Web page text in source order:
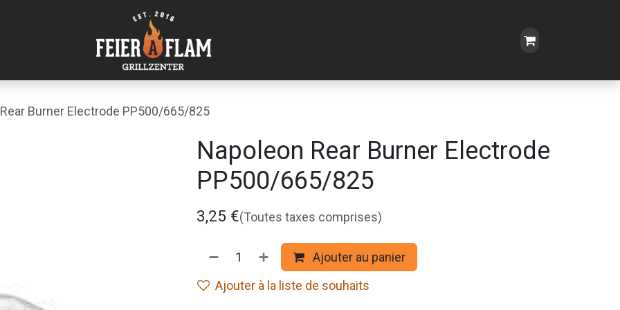
Burner Electrode PP500/665/825
Napoleon Rear Burner Electrode
PP500/665/825
3,25 €(Toutes taxes comprises)
Ajouter au panier
Ajouter à la liste de souhaits